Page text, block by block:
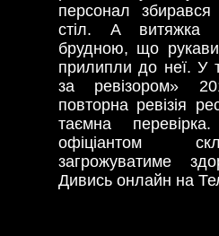
персонал
стіл. А витяжка
брудною, що
прилипли до неї. У
за ревізором»
повторна ревізія
таємна
офіціантом
загрожуватиме
Дивись онлайн на